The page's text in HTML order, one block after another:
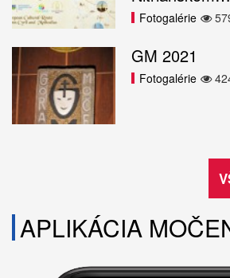
Fotogalérie
GM 2021
Fotogalérie
APLIKÁCIA